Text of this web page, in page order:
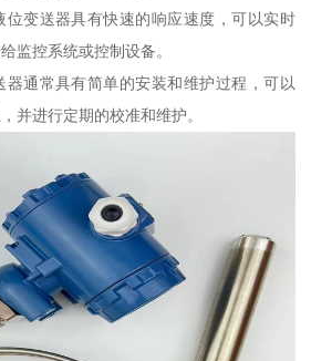
位变送器具有快速的响应速度，可以实时
监控系统或控制设备。
通常具有简单的安装和维护过程，可以
并进行定期的校准和维护。